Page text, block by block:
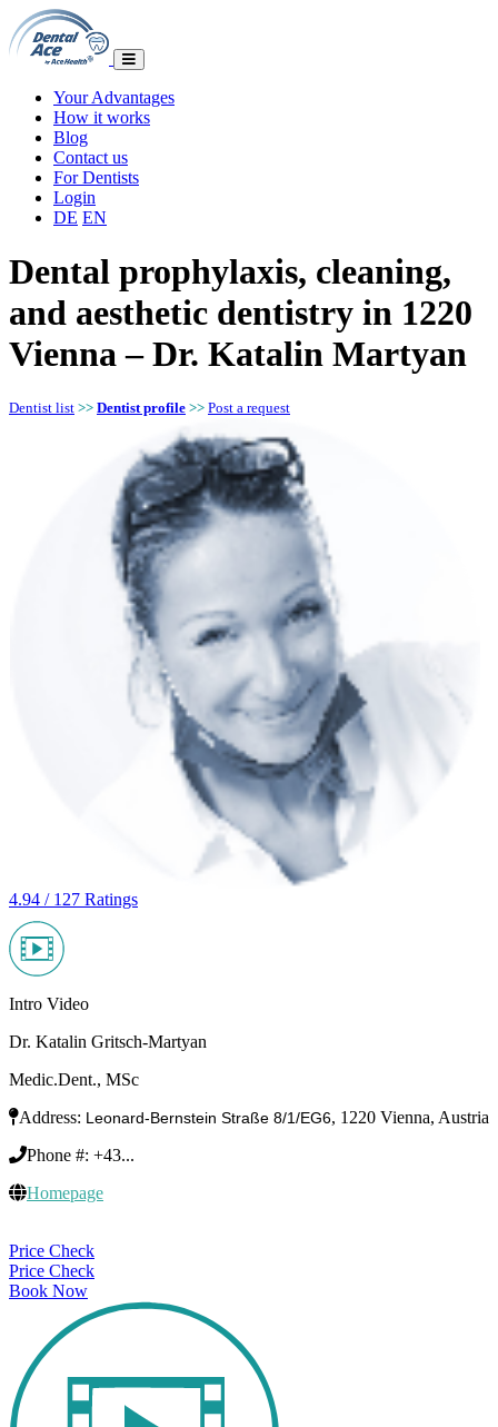
Your Advantages
How it works
Blog
Contact us
For Dentists
Login
DE EN
Dental prophylaxis, cleaning,
and aesthetic dentistry in 1220
Vienna – Dr. Katalin Martyan
Dentist list >> Dentist profile >> Post a request
4.94 / 127 Ratings
Intro Video
Dr. Katalin Gritsch-Martyan
Medic.Dent., MSc
Address: Leonard-Bernstein Straße 8/1/EG6, 1220 Vienna, Austria
Phone #: +43...
Homepage
Price Check
Price Check
Book Now